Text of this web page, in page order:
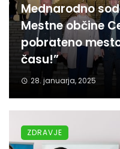
Mednarodno
Mestne občine
pobrateno
času!”
28. januarja, 2025
ZDRAVJE